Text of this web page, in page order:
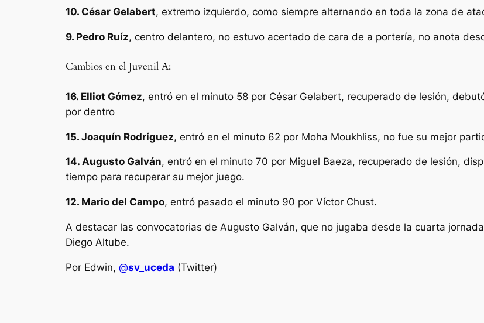
10. César Gelabert, extremo izquierdo, como siempre alternando en toda la zona de
9. Pedro Ruíz, centro delantero, no estuvo acertado de cara de a portería, no anota
Cambios en el Juvenil A:
16. Elliot Gómez, entró en el minuto 58 por César Gelabert, recuperado de lesión,
por dentro
15. Joaquín Rodríguez, entró en el minuto 62 por Moha Moukhliss, no fue su mejor
14. Augusto Galván, entró en el minuto 70 por Miguel Baeza, recuperado de lesión,
tiempo para recuperar su mejor juego.
12. Mario del Campo, entró pasado el minuto 90 por Víctor Chust.
A destacar las convocatorias de Augusto Galván, que no jugaba desde la cuarta
Diego Altube.
Por Edwin, @sv_uceda (Twitter)